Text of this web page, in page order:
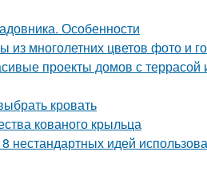
Особенности
из многолетних цветов фото и
проекты домов с террасой
кровать
кованого крыльца
нестандартных идей